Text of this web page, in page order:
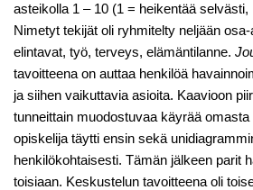
asteikolla 1 – 10 (1 = heikentää
Nimetyt tekijät oli ryhmitelty neljään
elintavat, työ, terveys, elämäntilanne.
tavoitteena on auttaa henkilöä
ja siihen vaikuttavia asioita. Kaavioon
tunneittain muodostuvaa käyrää
opiskelija täytti ensin sekä
henkilökohtaisesti. Tämän jälkeen parit
toisiaan. Keskustelun tavoitteena oli